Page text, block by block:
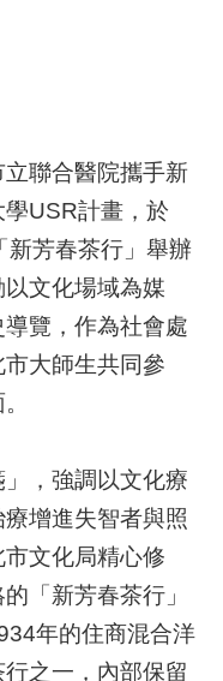
聯合醫院攜手新
USR計畫，於
新芳春茶行」舉辦
以文化場域為媒
覽，作為社會處
大師生共同參
，強調以文化療
增進失智者與照
文化局精心修
「新芳春茶行」
年的住商混合洋
之一，內部保留